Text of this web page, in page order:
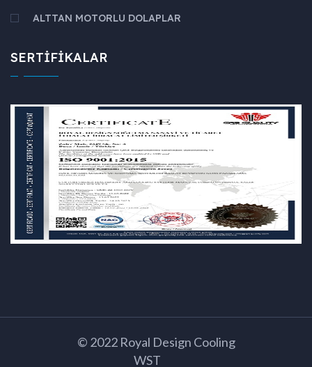
ALTTAN MOTORLU DOLAPLAR
SERTİFİKALAR
© 2022 Royal Design Cooling
WST